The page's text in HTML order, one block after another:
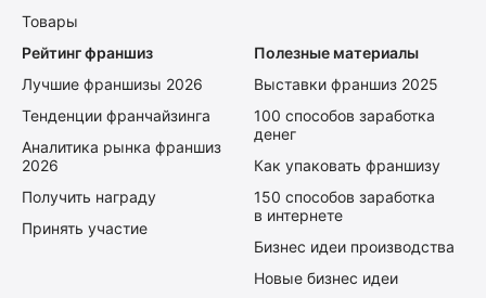
Товары
Рейтинг франшиз
Лучшие франшизы 2026
Тенденции франчайзинга
Аналитика рынка франшиз
2026
Получить награду
Принять участие
Полезные материалы
Выставки франшиз 2025
100 способов заработка
денег
Как упаковать франшизу
150 способов заработка
в интернете
Бизнес идеи производства
Новые бизнес идеи